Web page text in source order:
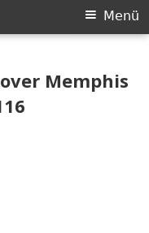
Menü
Memphis